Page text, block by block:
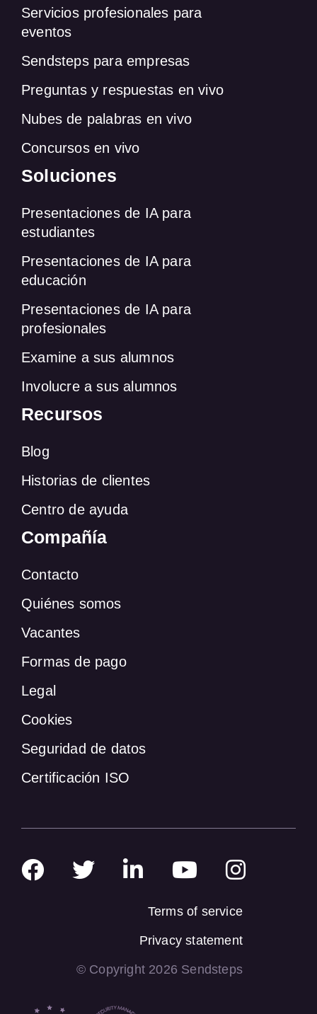
Servicios profesionales para
eventos
Sendsteps para empresas
Preguntas y respuestas en vivo
Nubes de palabras en vivo
Concursos en vivo
Soluciones
Presentaciones de IA para
estudiantes
Presentaciones de IA para
educación
Presentaciones de IA para
profesionales
Examine a sus alumnos
Involucre a sus alumnos
Recursos
Blog
Historias de clientes
Centro de ayuda
Compañía
Contacto
Quiénes somos
Vacantes
Formas de pago
Legal
Cookies
Seguridad de datos
Certificación ISO
Terms of service
Privacy statement
© Copyright 2026 Sendsteps